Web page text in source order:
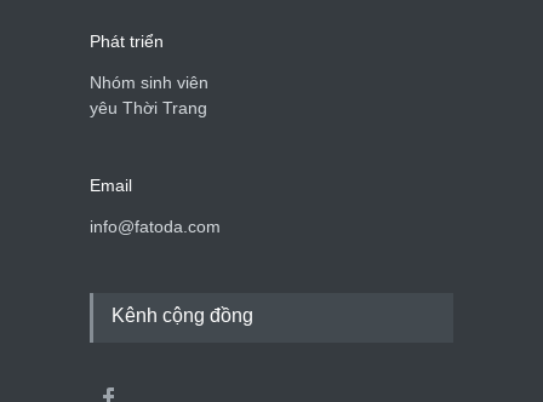
Phát triển
Nhóm sinh viên
yêu Thời Trang
Email
info@fatoda.com
Kênh cộng đồng